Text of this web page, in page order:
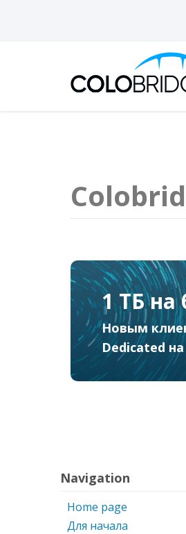
1 ТБ на
Новым
Dedicated
Navigation
Home page
Для начала